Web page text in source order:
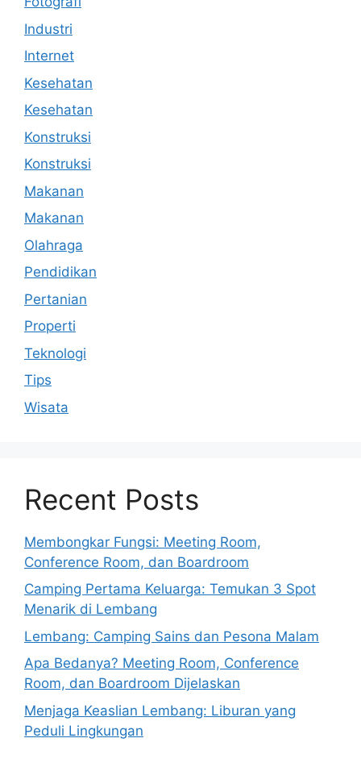
Industri
Internet
Kesehatan
Kesehatan
Konstruksi
Konstruksi
Makanan
Makanan
Olahraga
Pendidikan
Pertanian
Properti
Teknologi
Tips
Wisata
Recent Posts
Membongkar Fungsi: Meeting Room,
Conference Room, dan Boardroom
Camping Pertama Keluarga: Temukan 3 Spot
Menarik di Lembang
Lembang: Camping Sains dan Pesona Malam
Apa Bedanya? Meeting Room, Conference
Room, dan Boardroom Dijelaskan
Menjaga Keaslian Lembang: Liburan yang
Peduli Lingkungan